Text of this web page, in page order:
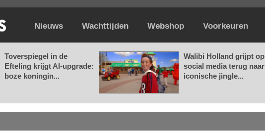
Nieuws Wachttijden Webshop Voorkeuren
Toverspiegel in de
Efteling krijgt AI-upgrade:
boze koningin...
Walibi Holland grijpt op
social media terug naar
iconische jingle...